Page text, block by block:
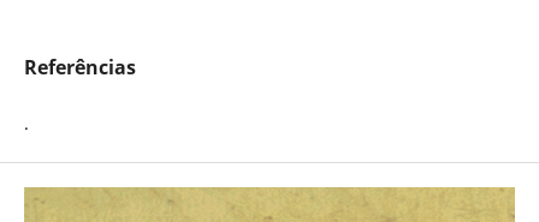
Referências
.